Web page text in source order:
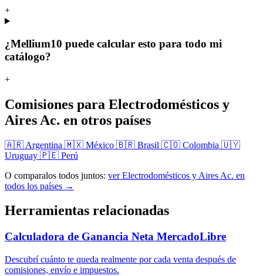
+
¿Mellium10 puede calcular esto para todo mi
catálogo?
+
Comisiones para Electrodomésticos y
Aires Ac. en otros países
🇦🇷 Argentina 🇲🇽 México 🇧🇷 Brasil 🇨🇴 Colombia 🇺🇾
Uruguay 🇵🇪 Perú
O comparalos todos juntos: ver Electrodomésticos y Aires Ac. en
todos los países →
Herramientas relacionadas
Calculadora de Ganancia Neta MercadoLibre
Descubrí cuánto te queda realmente por cada venta después de
comisiones, envío e impuestos.